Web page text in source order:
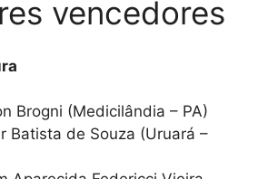
vencedores
Brogni (Medicilândia – PA)
Batista de Souza (Uruará –